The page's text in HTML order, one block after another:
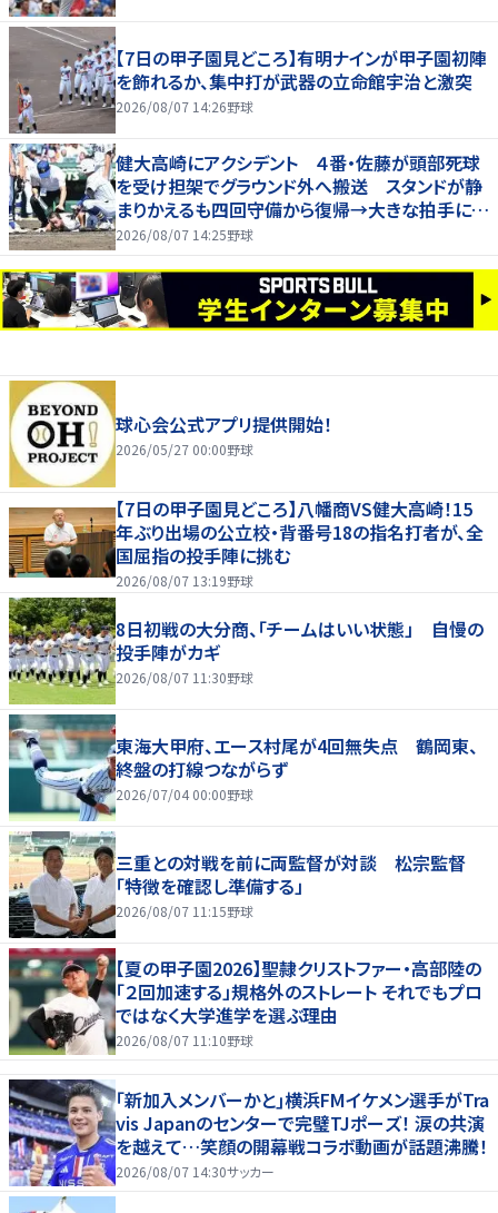
【7日の甲子園見どころ】有明ナインが甲子園初陣
を飾れるか、集中打が武器の立命館宇治と激突
2026/08/07 14:26野球
健大高崎にアクシデント ４番・佐藤が頭部死球
を受け担架でグラウンド外へ搬送 スタンドが静
まりかえるも四回守備から復帰→大きな拍手に包
まれる
2026/08/07 14:25野球
球心会公式アプリ提供開始！
2026/05/27 00:00野球
【7日の甲子園見どころ】八幡商VS健大高崎！15
年ぶり出場の公立校・背番号18の指名打者が、全
国屈指の投手陣に挑む
2026/08/07 13:19野球
8日初戦の大分商、「チームはいい状態」 自慢の
投手陣がカギ
2026/08/07 11:30野球
東海大甲府、エース村尾が4回無失点 鶴岡東、
終盤の打線つながらず
2026/07/04 00:00野球
三重との対戦を前に両監督が対談 松宗監督
「特徴を確認し準備する」
2026/08/07 11:15野球
【夏の甲子園2026】聖隷クリストファー・高部陸の
「２回加速する」規格外のストレート それでもプロ
ではなく大学進学を選ぶ理由
2026/08/07 11:10野球
｢新加入メンバーかと｣横浜FMイケメン選手がTra
vis Japanのセンターで完璧TJポーズ！ 涙の共演
を越えて…笑顔の開幕戦コラボ動画が話題沸騰！
2026/08/07 14:30サッカー